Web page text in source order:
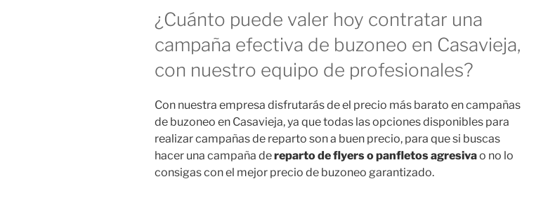
¿Cuánto puede valer hoy contratar una
campaña efectiva de buzoneo en Casavieja,
con nuestro equipo de profesionales?
Con nuestra empresa disfrutarás de el precio más barato en campañas
de buzoneo en Casavieja, ya que todas las opciones disponibles para
realizar campañas de reparto son a buen precio, para que si buscas
hacer una campaña dereparto de flyers o panfletos agresivao no lo
consigas con el mejor precio de buzoneo garantizado.